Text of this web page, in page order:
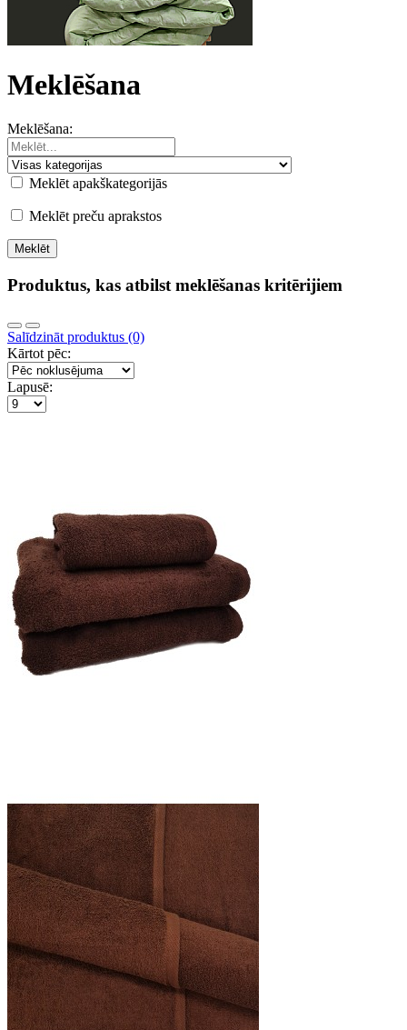
Meklēšana
Meklēšana:
Meklēt apakškategorijās
Meklēt preču aprakstos
Produktus, kas atbilst meklēšanas kritērijiem
Salīdzināt produktus (0)
Kārtot pēc:
Lapusē: